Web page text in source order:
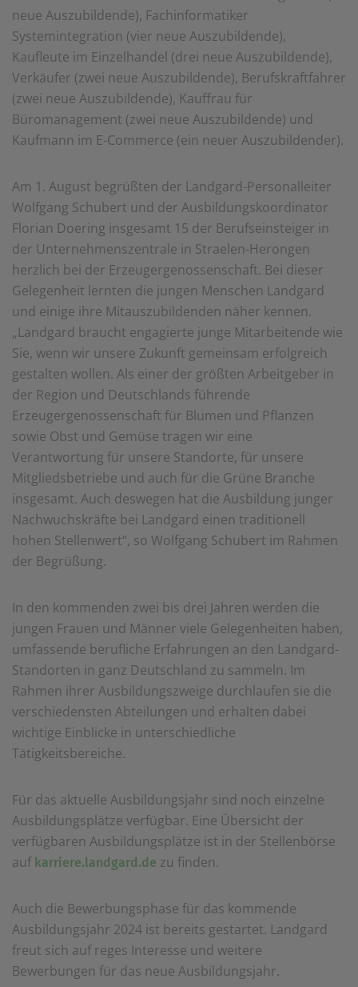
einem erneuten Besuch der Seite schnell wieder zur
Marketing
Wir verwenden Cookies für Personalisierung, um Ihnen
Inhalte anzuzeigen, die relevanter für Sie sind. So
können wir Ihnen beispielweise Angebote präsentieren,
die genau auf Ihr bisheriges Suchverhalten
zugeschnitten sind.
neue Auszubildende), Fachinformatiker
Systemintegration (vier neue Auszubildende),
Kaufleute im Einzelhandel (drei neue Auszubildende),
Verkäufer (zwei neue Auszubildende), Berufskraftfahrer
(zwei neue Auszubildende), Kauffrau für
Büromanagement (zwei neue Auszubildende) und
Kaufmann im E-Commerce (ein neuer Auszubildender).
Am 1. August begrüßten der Landgard-Personalleiter
Wolfgang Schubert und der Ausbildungskoordinator
Florian Doering insgesamt 15 der Berufseinsteiger in
der Unternehmenszentrale in Straelen-Herongen
herzlich bei der Erzeugergenossenschaft. Bei dieser
Gelegenheit lernten die jungen Menschen Landgard
und einige ihre Mitauszubildenden näher kennen.
„Landgard braucht engagierte junge Mitarbeitende wie
Sie, wenn wir unsere Zukunft gemeinsam erfolgreich
gestalten wollen. Als einer der größten Arbeitgeber in
der Region und Deutschlands führende
Erzeugergenossenschaft für Blumen und Pflanzen
sowie Obst und Gemüse tragen wir eine
Verantwortung für unsere Standorte, für unsere
Mitgliedsbetriebe und auch für die Grüne Branche
insgesamt. Auch deswegen hat die Ausbildung junger
Nachwuchskräfte bei Landgard einen traditionell
hohen Stellenwert“, so Wolfgang Schubert im Rahmen
der Begrüßung.
In den kommenden zwei bis drei Jahren werden die
jungen Frauen und Männer viele Gelegenheiten haben,
umfassende berufliche Erfahrungen an den Landgard-
Standorten in ganz Deutschland zu sammeln. Im
Rahmen ihrer Ausbildungszweige durchlaufen sie die
verschiedensten Abteilungen und erhalten dabei
wichtige Einblicke in unterschiedliche
Tätigkeitsbereiche.
Für das aktuelle Ausbildungsjahr sind noch einzelne
Ausbildungsplätze verfügbar. Eine Übersicht der
verfügbaren Ausbildungsplätze ist in der Stellenbörse
auf karriere.landgard.de zu finden.
Auch die Bewerbungsphase für das kommende
Ausbildungsjahr 2024 ist bereits gestartet. Landgard
freut sich auf reges Interesse und weitere
Bewerbungen für das neue Ausbildungsjahr.